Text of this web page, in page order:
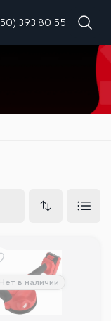
393 80 55
RU
Нет в наличии